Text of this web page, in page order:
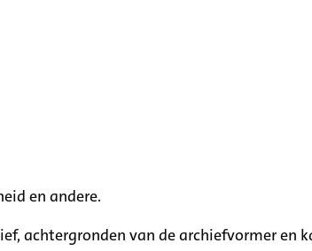
en andere.
achtergronden van de archiefvormer en